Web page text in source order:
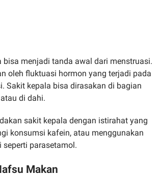
bisa menjadi tanda awal dari menstruasi.
oleh fluktuasi hormon yang terjadi pada
Sakit kepala bisa dirasakan di bagian
di dahi.
sakit kepala dengan istirahat yang
konsumsi kafein, atau menggunakan
seperti parasetamol.
Makan